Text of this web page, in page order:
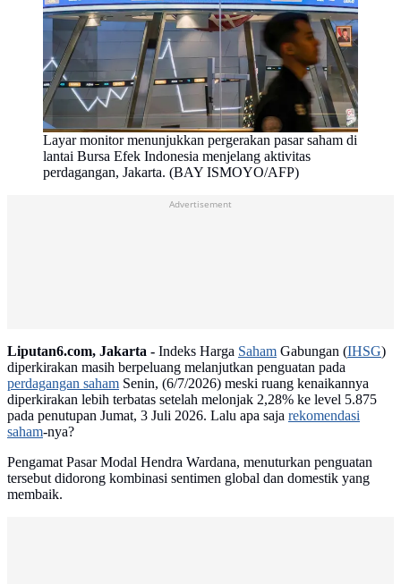
Layar monitor menunjukkan pergerakan pasar saham di
lantai Bursa Efek Indonesia menjelang aktivitas
perdagangan, Jakarta. (BAY ISMOYO/AFP)
Advertisement
Liputan6.com, Jakarta - Indeks Harga Saham Gabungan (IHSG)
diperkirakan masih berpeluang melanjutkan penguatan pada
perdagangan saham Senin, (6/7/2026) meski ruang kenaikannya
diperkirakan lebih terbatas setelah melonjak 2,28% ke level 5.875
pada penutupan Jumat, 3 Juli 2026. Lalu apa saja rekomendasi
saham-nya?
Pengamat Pasar Modal Hendra Wardana, menuturkan penguatan
tersebut didorong kombinasi sentimen global dan domestik yang
membaik.